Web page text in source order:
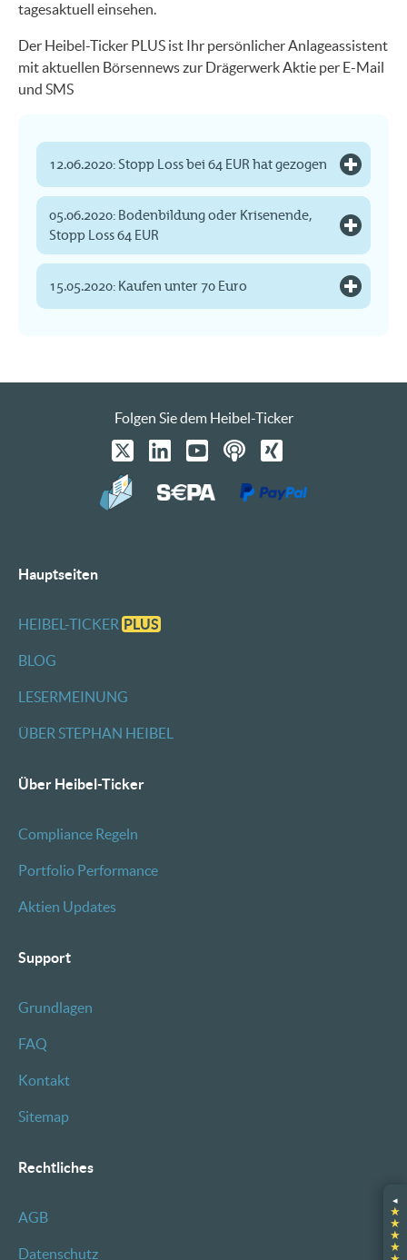
◂
★
★
★
★
tagesaktuell einsehen.
Der Heibel-Ticker PLUS ist Ihr persönlicher Anlageassistent
mit aktuellen Börsennews zur Drägerwerk Aktie per E-Mail
und SMS
12.06.2020: Stopp Loss bei 64 EUR hat gezogen
05.06.2020: Bodenbildung oder Krisenende,
Stopp Loss 64 EUR
15.05.2020: Kaufen unter 70 Euro
Folgen Sie dem Heibel-Ticker
Hauptseiten
HEIBEL-TICKER PLUS
BLOG
LESERMEINUNG
ÜBER STEPHAN HEIBEL
Über Heibel-Ticker
Compliance Regeln
Portfolio Performance
Aktien Updates
Support
Grundlagen
FAQ
Kontakt
Sitemap
Rechtliches
AGB
Datenschutz